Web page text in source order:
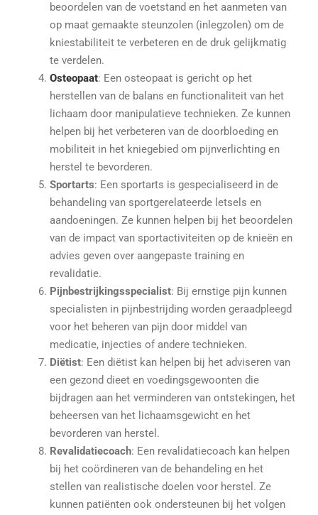
beoordelen van de voetstand en het aanmeten van
op maat gemaakte steunzolen (inlegzolen) om de
kniestabiliteit te verbeteren en de druk gelijkmatig
te verdelen.
Osteopaat: Een osteopaat is gericht op het
herstellen van de balans en functionaliteit van het
lichaam door manipulatieve technieken. Ze kunnen
helpen bij het verbeteren van de doorbloeding en
mobiliteit in het kniegebied om pijnverlichting en
herstel te bevorderen.
Sportarts: Een sportarts is gespecialiseerd in de
behandeling van sportgerelateerde letsels en
aandoeningen. Ze kunnen helpen bij het beoordelen
van de impact van sportactiviteiten op de knieën en
advies geven over aangepaste training en
revalidatie.
Pijnbestrijkingsspecialist: Bij ernstige pijn kunnen
specialisten in pijnbestrijding worden geraadpleegd
voor het beheren van pijn door middel van
medicatie, injecties of andere technieken.
Diëtist: Een diëtist kan helpen bij het adviseren van
een gezond dieet en voedingsgewoonten die
bijdragen aan het verminderen van ontstekingen, het
beheersen van het lichaamsgewicht en het
bevorderen van herstel.
Revalidatiecoach: Een revalidatiecoach kan helpen
bij het coördineren van de behandeling en het
stellen van realistische doelen voor herstel. Ze
kunnen patiënten ook ondersteunen bij het volgen